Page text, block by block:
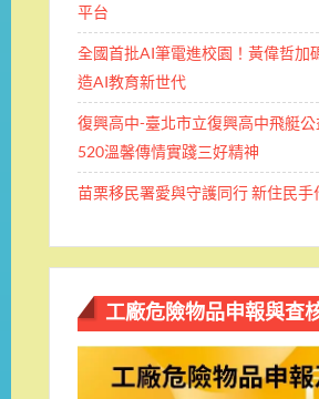
平台
全國首批AI筆電進校園！黃偉哲加
造AI教育新世代
復興高中-臺北市立復興高中飛艇
520溫馨傳情實踐三好精神
苗栗移民署愛與守護同行 新住民手
工廠危險物品申報與查